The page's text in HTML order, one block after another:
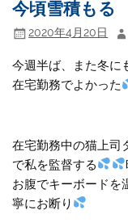
今頃雪積もる
2020年4月20日
今週半ば、また冬に
在宅勤務でよかった
在宅勤務中の猫上司
で私を監督する
お腹でキーボードを
寧にお断り